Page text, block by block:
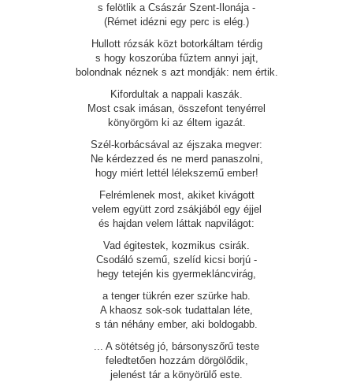
s felötlik a Császár Szent-Ilonája -
(Rémet idézni egy perc is elég.)
Hullott rózsák közt botorkáltam térdig
s hogy koszorúba fűztem annyi jajt,
bolondnak néznek s azt mondják: nem értik.
Kifordultak a nappali kaszák.
Most csak imásan, összefont tenyérrel
könyörgöm ki az éltem igazát.
Szél-korbácsával az éjszaka megver:
Ne kérdezzed és ne merd panaszolni,
hogy miért lettél lélekszemű ember!
Felrémlenek most, akiket kivágott
velem együtt zord zsákjából egy éjjel
és hajdan velem láttak napvilágot:
Vad égitestek, kozmikus csirák.
Csodáló szemű, szelíd kicsi borjú -
hegy tetején kis gyermekláncvirág,
a tenger tükrén ezer szürke hab.
A khaosz sok-sok tudattalan léte,
s tán néhány ember, aki boldogabb.
... A sötétség jó, bársonyszőrű teste
feledtetően hozzám dörgölődik,
jelenést tár a könyörülő este.